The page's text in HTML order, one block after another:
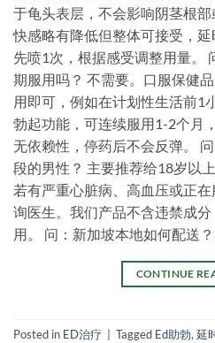
于龟头表层，不会影响阴茎根
快感略有降低但整体可接受，
先喷1次，根据感受调整用量。
期服用吗？ 不需要。口服保健
用即可，例如在计划性生活前1
勃起功能，可连续服用1-2个月
无依赖性，停药后不会反弹。
段的男性？ 主要推荐给18岁以
若有严重心脏病、高血压或正
询医生。我们产品不含违禁成
用。 问：新加坡本地如何配送
CONTINUE
Posted in ED治疗 Tagged Ed助勃,延